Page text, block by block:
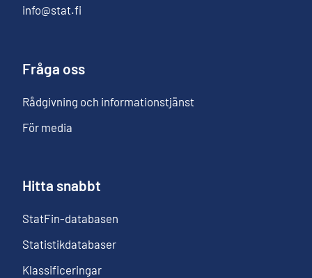
info@stat.fi
Fråga oss
Rådgivning och informationstjänst
För media
Hitta snabbt
StatFin-databasen
Statistikdatabaser
Klassificeringar